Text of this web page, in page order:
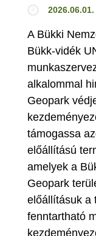
A Bükki
Bükk-vidék
alkalommal
Geopark
támogassa
előállítású
amelyek a
Geopark
előállításuk a
fenntartható